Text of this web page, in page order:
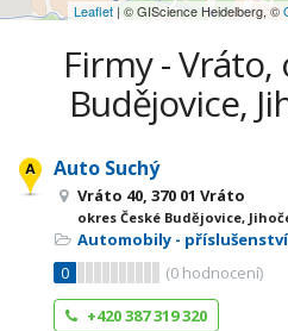
Leaflet| © GIScience Heidelberg, ©
Firmy - Vráto,
Budějovice,
Auto Suchý
Vráto 40, 370 01 Vráto
okres České Budějovice,
Automobily -
0
(0 hodnocení)
+420 387 319 320